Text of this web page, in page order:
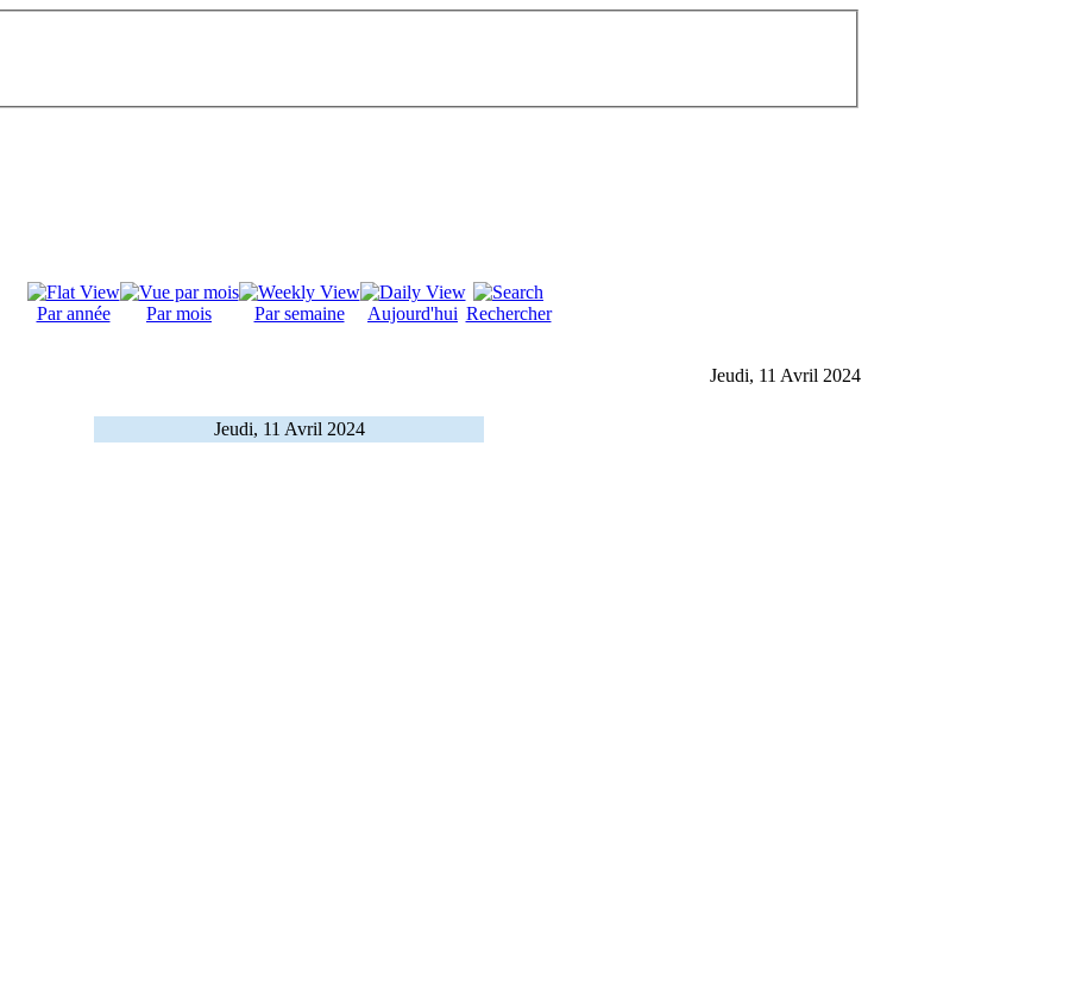
Par année Par mois Par semaine Aujourd'hui Rechercher
Jeudi, 11 Avril 2024
Jeudi, 11 Avril 2024